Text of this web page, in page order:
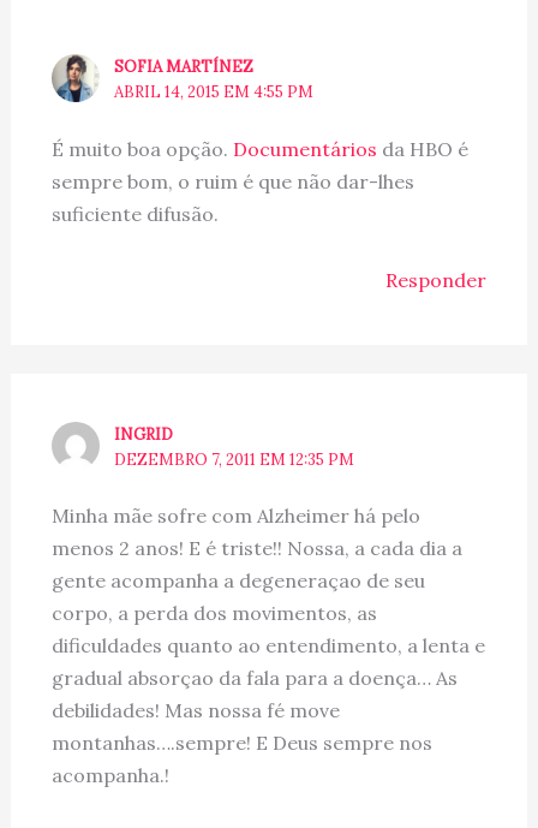
SOFIA MARTÍNEZ
ABRIL 14, 2015 EM 4:55 PM
É muito boa opção. Documentários da HBO é
sempre bom, o ruim é que não dar-lhes
suficiente difusão.
Responder
INGRID
DEZEMBRO 7, 2011 EM 12:35 PM
Minha mãe sofre com Alzheimer há pelo
menos 2 anos! E é triste!! Nossa, a cada dia a
gente acompanha a degeneraçao de seu
corpo, a perda dos movimentos, as
dificuldades quanto ao entendimento, a lenta e
gradual absorçao da fala para a doença… As
debilidades! Mas nossa fé move
montanhas….sempre! E Deus sempre nos
acompanha.!